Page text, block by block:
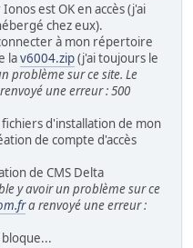
est OK en accès (j'ai
chez eux).
à mon répertoire
lav6004.zip(j'ai toujours le
problème sur ce site. Le
une erreur : 500
d'installation de mon
de compte d'accès
de CMS Delta
y avoir un problème sur ce
a renvoyé une erreur :
bloque...